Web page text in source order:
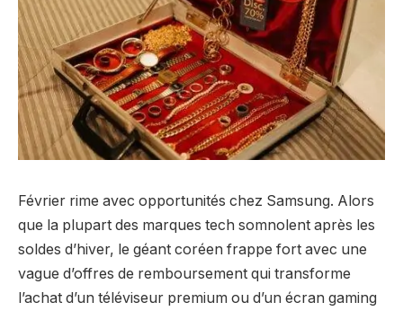
Février rime avec opportunités chez Samsung. Alors
que la plupart des marques tech somnolent après les
soldes d’hiver, le géant coréen frappe fort avec une
vague d’offres de remboursement qui transforme
l’achat d’un téléviseur premium ou d’un écran gaming